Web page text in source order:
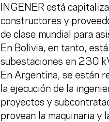
INGENER está
constructores y
de clase mundial para
En Bolivia, en tanto,
subestaciones en 230
En Argentina, se están
la ejecución de la
proyectos y
provean la maquinaria y